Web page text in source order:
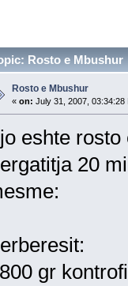
Rosto e Mbushur
Rosto e Mbushur
« on: July 31, 2007, 03:34:28
eshte
20
gr